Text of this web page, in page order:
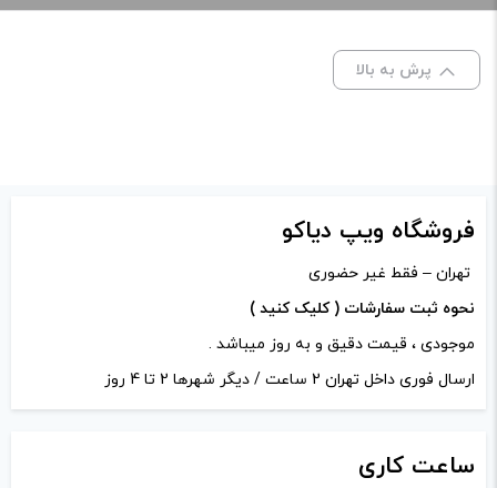
برای فعال شدن سبد خرید و نمایش قیمت ، گزینه های محصول را
افزودن به سبد خرید
پرش به بالا
فروشگاه ویپ دیاکو
تهران – فقط غیر حضوری
نحوه ثبت سفارشات ( کلیک کنید )
موجودی ، قیمت دقیق و به روز میباشد .
ارسال فوری داخل تهران 2 ساعت / دیگر شهرها 2 تا 4 روز
ساعت کاری